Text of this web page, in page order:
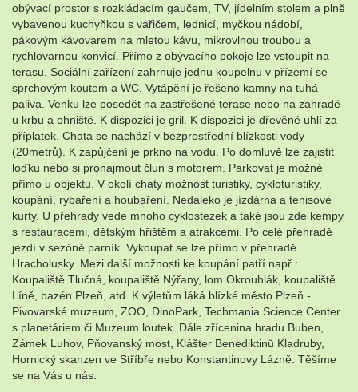
obývací prostor s rozkládacím gaučem, TV, jídelním stolem a plně
vybavenou kuchyňkou s vařičem, lednicí, myčkou nádobí,
pákovým kávovarem na mletou kávu, mikrovlnou troubou a
rychlovarnou konvicí. Přímo z obývacího pokoje lze vstoupit na
terasu. Sociální zařízení zahrnuje jednu koupelnu v přízemí se
sprchovým koutem a WC. Vytápění je řešeno kamny na tuhá
paliva. Venku lze posedět na zastřešené terase nebo na zahradě
u krbu a ohniště. K dispozici je gril. K dispozici je dřevěné uhlí za
příplatek. Chata se nachází v bezprostřední blízkosti vody
(20metrů). K zapůjčení je prkno na vodu. Po domluvě lze zajistit
loďku nebo si pronajmout člun s motorem. Parkovat je možné
přímo u objektu. V okolí chaty možnost turistiky, cykloturistiky,
koupání, rybaření a houbaření. Nedaleko je jízdárna a tenisové
kurty. U přehrady vede mnoho cyklostezek a také jsou zde kempy
s restauracemi, dětským hřištěm a atrakcemi. Po celé přehradě
jezdí v sezóně parník. Vykoupat se lze přímo v přehradě
Hracholusky. Mezi další možnosti ke koupání patří např.:
Koupaliště Tlučná, koupaliště Nýřany, lom Okrouhlák, koupaliště
Líně, bazén Plzeň, atd. K výletům láká blízké město Plzeň -
Pivovarské muzeum, ZOO, DinoPark, Techmania Science Center
s planetáriem či Muzeum loutek. Dále zřícenina hradu Buben,
Zámek Luhov, Pňovanský most, Klášter Benediktinů Kladruby,
Hornický skanzen ve Stříbře nebo Konstantinovy Lázně. Těšíme
se na Vás u nás.